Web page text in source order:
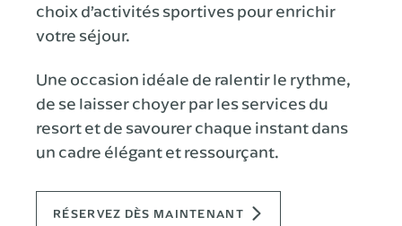
choix d’activités sportives pour enrichir
votre séjour.
Une occasion idéale de ralentir le rythme,
de se laisser choyer par les services du
resort et de savourer chaque instant dans
un cadre élégant et ressourçant.
RÉSERVEZ DÈS MAINTENANT